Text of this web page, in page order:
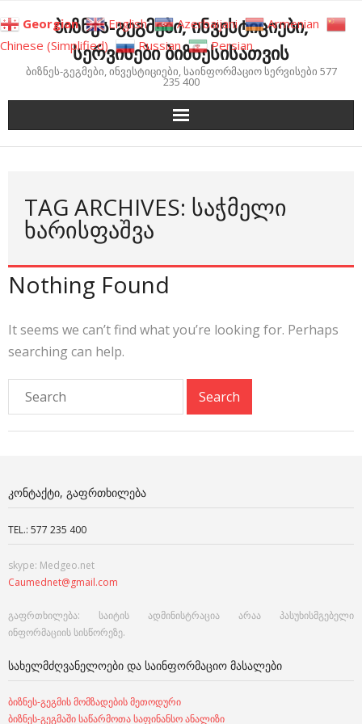
to
content
ბიზნეს-გეგმები, ინვესტიციები,
სერვისები ბიზნესისათვის
ბიზნეს-გეგმები, ინვესტიციები, საინფორმაციო სერვისები 577
235 400
TAG ARCHIVES: ᲡᲐᲭᲛᲔᲚᲘ
ᲮᲐᲠᲘᲡᲤᲐᲨᲕᲐ
Nothing Found
It seems we can’t find what you’re looking for. Perhaps
searching can help.
ᲙᲝᲜᲢᲐᲥᲢᲘ, ᲒᲐᲤᲠᲗᲮᲘᲚᲔᲑᲐ
TEL.: 577 235 400
skype: Medgeo.net
Caumednet@gmail.com
გაფრთხილება: საიტის ადმინისტრაცია არაა პასუხისმგებელი
ინფორმაციის სისწორეზე.
ᲡᲐᲮᲔᲚᲛᲫᲦᲕᲐᲜᲔᲚᲝᲔᲑᲘ ᲓᲐ ᲡᲐᲘᲜᲤᲝᲠᲛᲐᲪᲘᲝ ᲛᲐᲡᲐᲚᲔᲑᲘ
ბიზნეს-გეგმის მომზადების მეთოდური
ბიზნეს-გეგმაში საწარმოთა საფინანსო ანალიზი
Georgian English Azerbaijani
Armenian
Chinese (Simplified)
Russian Persian